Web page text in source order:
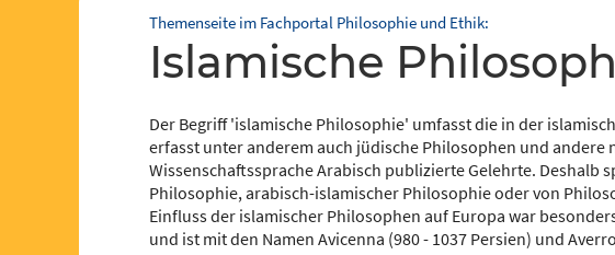
Themenseite im Fachportal Philosophie und Ethik:
Islamische
Der Begriff 'islamische Philosophie' umfasst die in der
erfasst unter anderem auch jüdische Philosophen und andere
Wissenschaftssprache Arabisch publizierte Gelehrte. Deshalb
Philosophie, arabisch-islamischer Philosophie oder von
Einfluss der islamischer Philosophen auf Europa war
und ist mit den Namen Avicenna (980 - 1037 Persien) und